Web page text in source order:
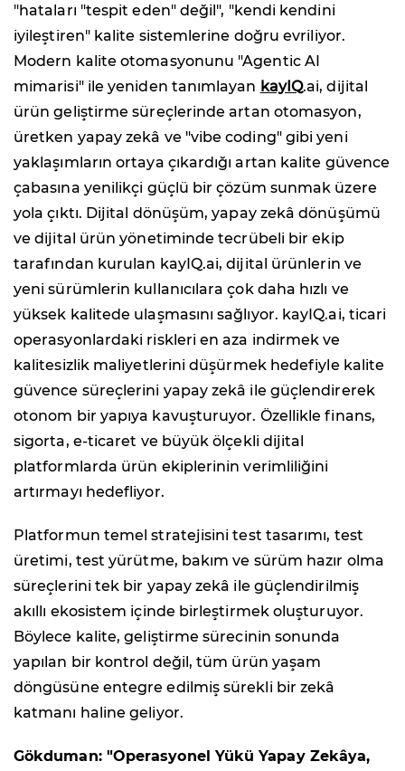
"hataları "tespit eden" değil", "kendi kendini
iyileştiren" kalite sistemlerine doğru evriliyor.
Modern kalite otomasyonunu "Agentic AI
mimarisi" ile yeniden tanımlayan kayIQ.ai, dijital
ürün geliştirme süreçlerinde artan otomasyon,
üretken yapay zekâ ve "vibe coding" gibi yeni
yaklaşımların ortaya çıkardığı artan kalite güvence
çabasına yenilikçi güçlü bir çözüm sunmak üzere
yola çıktı. Dijital dönüşüm, yapay zekâ dönüşümü
ve dijital ürün yönetiminde tecrübeli bir ekip
tarafından kurulan kayIQ.ai, dijital ürünlerin ve
yeni sürümlerin kullanıcılara çok daha hızlı ve
yüksek kalitede ulaşmasını sağlıyor. kayIQ.ai, ticari
operasyonlardaki riskleri en aza indirmek ve
kalitesizlik maliyetlerini düşürmek hedefiyle kalite
güvence süreçlerini yapay zekâ ile güçlendirerek
otonom bir yapıya kavuşturuyor. Özellikle finans,
sigorta, e-ticaret ve büyük ölçekli dijital
platformlarda ürün ekiplerinin verimliliğini
artırmayı hedefliyor.
Platformun temel stratejisini test tasarımı, test
üretimi, test yürütme, bakım ve sürüm hazır olma
süreçlerini tek bir yapay zekâ ile güçlendirilmiş
akıllı ekosistem içinde birleştirmek oluşturuyor.
Böylece kalite, geliştirme sürecinin sonunda
yapılan bir kontrol değil, tüm ürün yaşam
döngüsüne entegre edilmiş sürekli bir zekâ
katmanı haline geliyor.
Gökduman: "Operasyonel Yükü Yapay Zekâya,